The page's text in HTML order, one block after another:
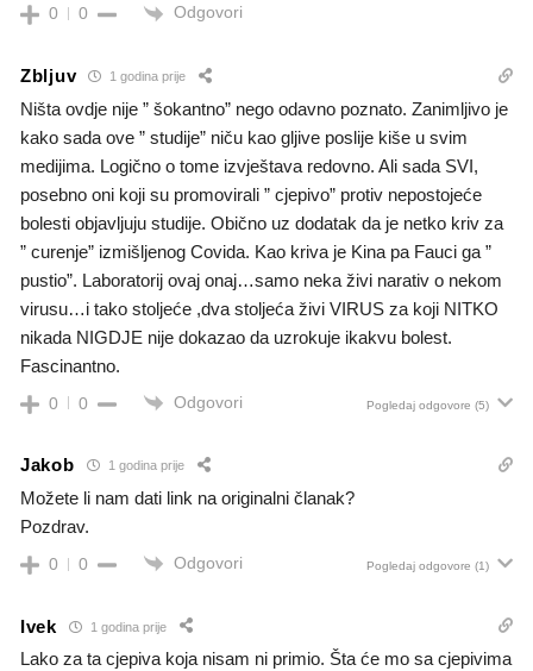
0 0 Odgovori
Zbljuv 1 godina prije
Ništa ovdje nije ” šokantno” nego odavno poznato. Zanimljivo je
kako sada ove ” studije” niču kao gljive poslije kiše u svim
medijima. Logično o tome izvještava redovno. Ali sada SVI,
posebno oni koji su promovirali ” cjepivo” protiv nepostojeće
bolesti objavljuju studije. Obično uz dodatak da je netko kriv za
” curenje” izmišljenog Covida. Kao kriva je Kina pa Fauci ga ”
pustio”. Laboratorij ovaj onaj…samo neka živi narativ o nekom
virusu…i tako stoljeće ,dva stoljeća živi VIRUS za koji NITKO
nikada NIGDJE nije dokazao da uzrokuje ikakvu bolest.
Fascinantno.
0 0 Odgovori Pogledaj odgovore (5)
Jakob 1 godina prije
Možete li nam dati link na originalni članak?
Pozdrav.
0 0 Odgovori Pogledaj odgovore (1)
Ivek 1 godina prije
Lako za ta cjepiva koja nisam ni primio. Šta će mo sa cjepivima